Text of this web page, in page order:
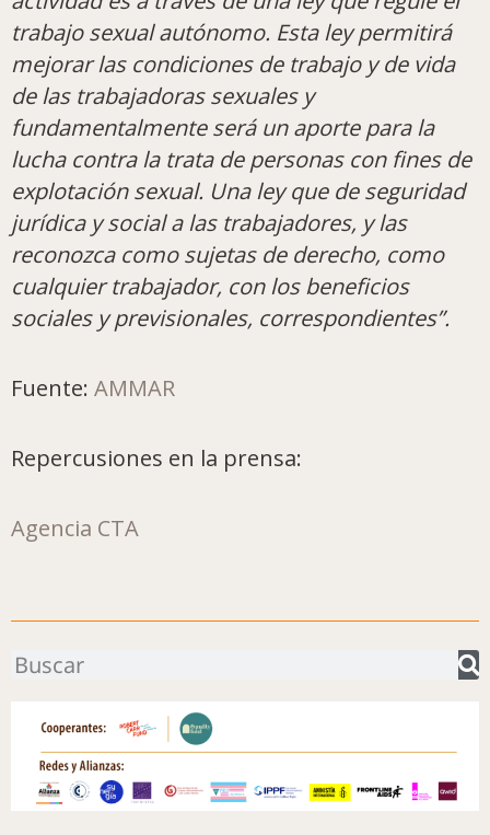
trabajo sexual autónomo. Esta ley permitirá
mejorar las condiciones de trabajo y de vida
de las trabajadoras sexuales y
fundamentalmente será un aporte para la
lucha contra la trata de personas con fines de
explotación sexual. Una ley que de seguridad
jurídica y social a las trabajadores, y las
reconozca como sujetas de derecho, como
cualquier trabajador, con los beneficios
sociales y previsionales, correspondientes”.
Fuente: AMMAR
Repercusiones en la prensa:
Agencia CTA
Buscar